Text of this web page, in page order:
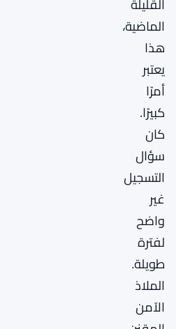
الماضية،
هذا
يعتبر
أمرًا
كبيرًا.
كان
سؤال
التسجيل
غير
واضح
لفترة
طويلة.
الملاذ
الآمن